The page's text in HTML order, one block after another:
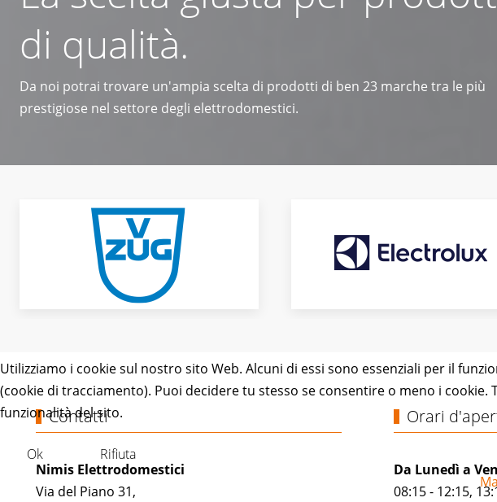
di qualità.
Da noi potrai trovare un'ampia scelta di prodotti di ben 23 marche tra le più
prestigiose nel settore degli elettrodomestici.
Contatti
Nimis Elettrodomestici
Via del Piano 31,
Orari
Da Lunedì a
08:15 - 12:15,
Utilizziamo i cookie sul nostro sito Web. Alcuni di essi sono essenziali per il
(cookie di tracciamento). Puoi decidere tu stesso se consentire o meno i
funzionalità del sito.
Ok
Rifiuta